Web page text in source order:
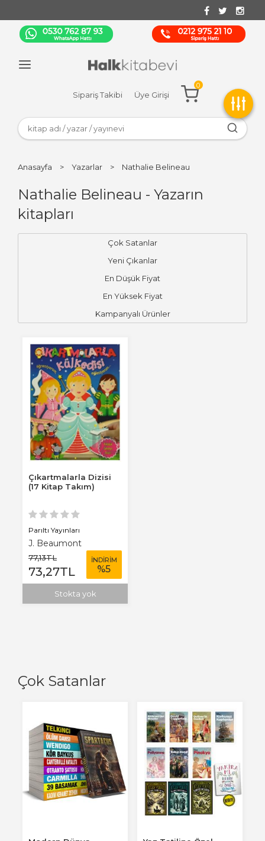
Sipariş Takibi Üye Girişi
0
Çok Satanlar
Anasayfa > Yazarlar > Nathalie Belineau
Nathalie Belineau - Yazarın
kitapları
Çok Satanlar
Yeni Çıkanlar
En Düşük Fiyat
En Yüksek Fiyat
Kampanyalı Ürünler
Çıkartmalarla Dizisi
(17 Kitap Takım)
Parıltı Yayınları
J. Beaumont
77,13TL
73,27TL
İNDİRİM
%5
Stokta yok